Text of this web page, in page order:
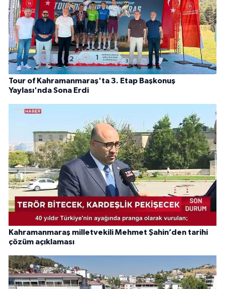
Tour of Kahramanmaraş'ta 3. Etap Başkonuş
Yaylası'nda Sona Erdi
Kahramanmaraş milletvekili Mehmet Şahin’den tarihi
çözüm açıklaması